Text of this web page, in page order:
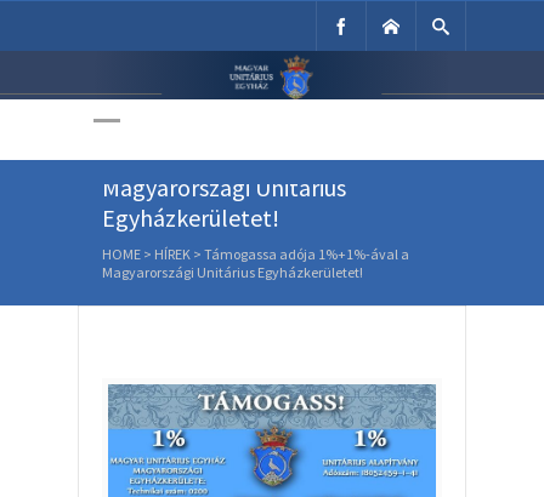
Unitárius Egyház
Támogassa adója 1%+1%-ával a
Magyarországi Unitárius
Egyházkerületet!
HOME > HÍREK > Támogassa adója 1%+1%-ával a
Magyarországi Unitárius Egyházkerületet!